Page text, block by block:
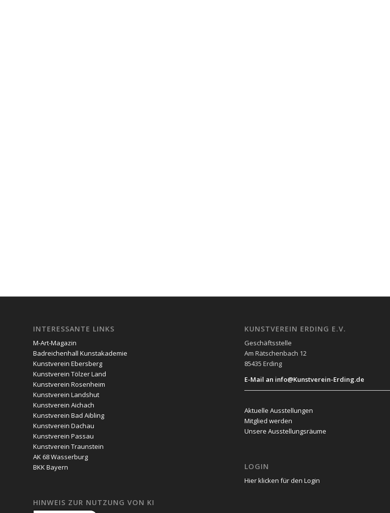
INTERESSANTE LINKS
M-Art-Magazin
Badreichenhall Kunstakademie
Kunstverein Ebersberg
Kunstverein Tölzer Land
Kunstverein Rosenheim
Kunstverein Landshut
Kunstverein Aichach
Kunstverein Bad Aibling
Kunstverein Dachau
Kunstverein Passau
Kunstverein Traunstein
AK 68 Wasserburg
BKK Bayern
HINWEIS ZUR NUTZUNG VON KI
KUNSTVEREIN ERDING E.V.
Geschäftsstelle
Am Rätschenbach 12
85435 Erding
E-Mail an info@Kunstverein-Erding.de
Aktuelle Ausstellungen
Mitglied werden
Unsere Ausstellungsräume
LOGIN
Hier klicken für den Login